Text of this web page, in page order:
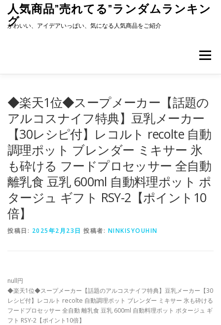
キ
人気商品”売れてる”ランダムランキン
グ
かわいい、アイデアいっぱい、気になる人気商品をご紹介
メニュー
◆楽天1位◆スープメーカー【話題の
アルコスナイフ特典】豆乳メーカー
【30レシピ付】レコルト recolte 自動
調理ポット ブレンダー ミキサー 氷
も砕ける フードプロセッサー 全自動
離乳食 豆乳 600ml 自動料理ポット ポ
タージュ ギフト RSY-2【ポイント10
倍】
投稿日: 2025年2月23日 投稿者: NINKISYOUHIN
null円
◆楽天1位◆スープメーカー【話題のアルコスナイフ特典】豆乳メーカー【30
レシピ付】レコルト recolte 自動調理ポット ブレンダー ミキサー 氷も砕ける
フードプロセッサー 全自動 離乳食 豆乳 600ml 自動料理ポット ポタージュ ギ
フト RSY-2【ポイント10倍】